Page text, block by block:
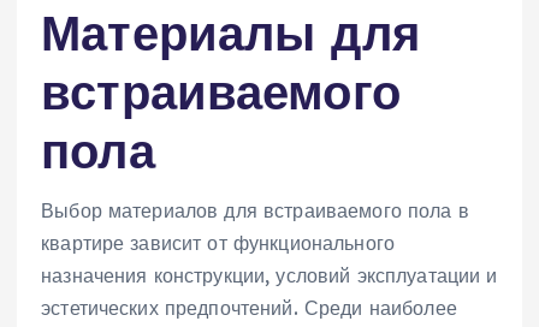
Материалы для
встраиваемого
пола
Выбор материалов для встраиваемого пола в
квартире зависит от функционального
назначения конструкции‚ условий эксплуатации и
эстетических предпочтений. Среди наиболее